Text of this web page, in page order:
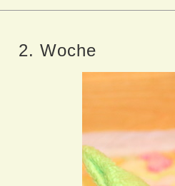
2. Woche